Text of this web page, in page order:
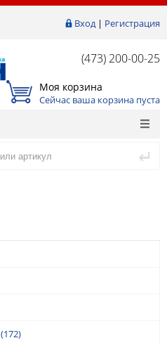
Вход| Регистрация
(473) 200-00-25
Моя корзина
Сейчас ваша корзина пуста
(172)